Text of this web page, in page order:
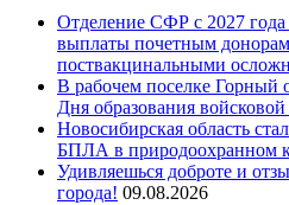
Отделение СФР с 2027 года
выплаты почетным
поствакцинальными
В рабочем поселке Горный
Дня образования войсковой
Новосибирская область
БПЛА в природоохранном
Удивляешься доброте и
города! 09.08.2026